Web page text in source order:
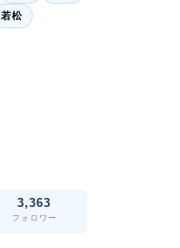
若松
3,363
フォロワー